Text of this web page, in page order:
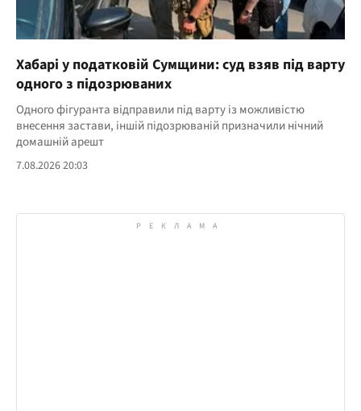
Хабарі у податковій Сумщини: суд взяв під варту
одного з підозрюваних
Одного фігуранта відправили під варту із можливістю
внесення застави, іншій підозрюваній призначили нічний
домашній арешт
7.08.2026 20:03